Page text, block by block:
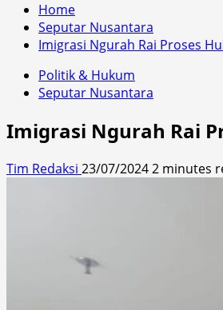
Home
Seputar Nusantara
Imigrasi Ngurah Rai Proses
Politik & Hukum
Seputar Nusantara
Imigrasi Ngurah Rai
Tim Redaksi 23/07/20242 minutes